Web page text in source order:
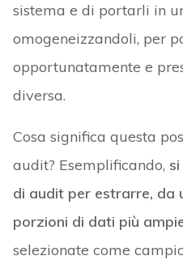
sistema e di portarli in
omogeneizzandoli, per
opportunatamente e
diversa.
Cosa significa questa
audit? Esemplificando,
di audit per estrarre, da
porzioni di dati più
selezionate come